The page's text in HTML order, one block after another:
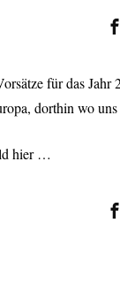
für das
dorthin wo
hier …